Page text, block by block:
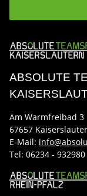
ABSOLUTE
Am Warmfreibad 3
67657
E-Mail:
Tel: 06234 - 932980